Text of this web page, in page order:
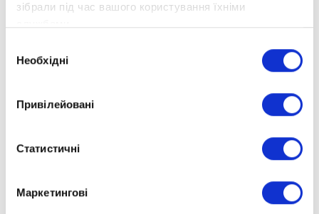
зібрали під час вашого користування їхніми
згоди
Необхідні
Привілейовані
Статистичні
Маркетингові